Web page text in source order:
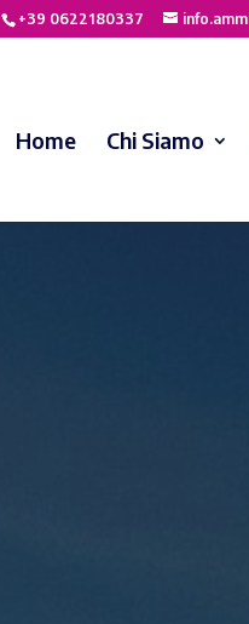
+39 0622180337
Home Chi Siamo